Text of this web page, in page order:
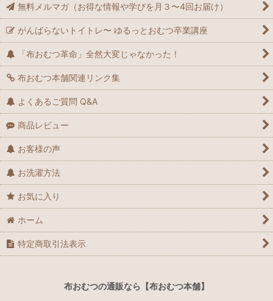
無料メルマガ（お得な情報や学びを月３〜4回お届け）
がんばらないトイトレ〜 ゆるっとおむつ卒業講座
「布おむつ革命」全然大変じゃなかった！
布おむつ本舗関連リンク集
よくあるご質問 Q&A
商品レビュー
お客様の声
お洗濯方法
お気に入り
ホーム
特定商取引法表示
布おむつの通販なら【布おむつ本舗】